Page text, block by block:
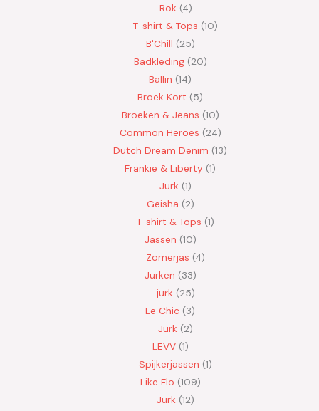
Rok 4
T-shirt & Tops 10
B'Chill 25
Badkleding 20
Ballin 14
Broek Kort 5
Broeken & Jeans 10
Common Heroes 24
Dutch Dream Denim 13
Frankie & Liberty 1
Jurk 1
Geisha 2
T-shirt & Tops 1
Jassen 10
Zomerjas 4
Jurken 33
jurk 25
Le Chic 3
Jurk 2
LEVV 1
Spijkerjassen 1
Like Flo 109
Jurk 12